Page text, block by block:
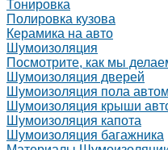
Тонировка
Полировка кузова
Керамика на авто
Шумоизоляция
Посмотрите, как мы
Шумоизоляция дверей
Шумоизоляция пола
Шумоизоляция крыши
Шумоизоляция капота
Шумоизоляция багажника